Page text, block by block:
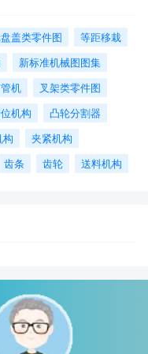
盖类零件图
等距移栽
新标准机械图图集
机
叉架类零件图
机构
凸轮分割器
构
夹紧机构
齿条 齿轮 送料机构